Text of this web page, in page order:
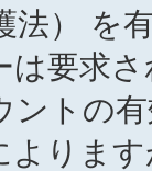
法） を
は要求
ントの
よりま